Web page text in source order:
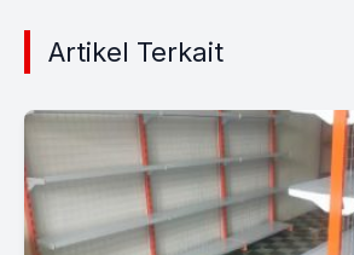
Artikel Terkait